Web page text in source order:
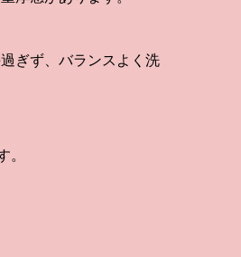
ぎず、バランスよく洗
。